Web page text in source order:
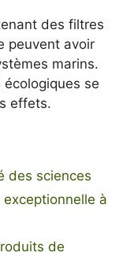
des filtres
peuvent avoir
marins.
se
effets.
des sciences
exceptionnelle à
de